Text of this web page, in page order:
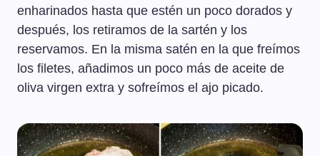
enharinados hasta que estén un poco dorados y
después, los retiramos de la sartén y los
reservamos. En la misma satén en la que freímos
los filetes, añadimos un poco más de aceite de
oliva virgen extra y sofreímos el ajo picado.